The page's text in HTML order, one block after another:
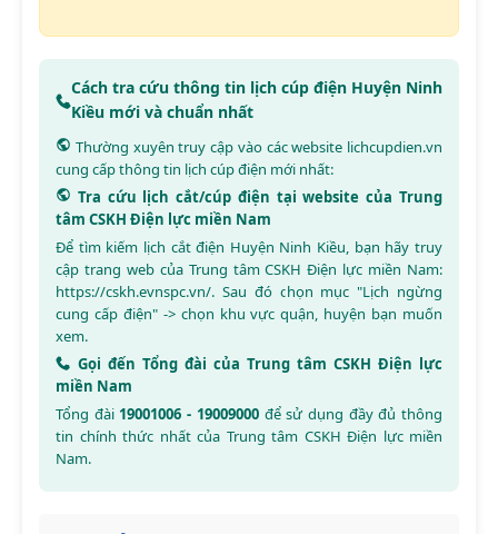
Cách tra cứu thông tin lịch cúp điện Huyện Ninh
Kiều mới và chuẩn nhất
Thường xuyên truy cập vào các website lichcupdien.vn
cung cấp thông tin lịch cúp điện mới nhất:
Tra cứu lịch cắt/cúp điện tại website của Trung
tâm CSKH Điện lực miền Nam
Để tìm kiếm lịch cắt điện Huyện Ninh Kiều, bạn hãy truy
cập trang web của Trung tâm CSKH Điện lực miền Nam:
https://cskh.evnspc.vn/. Sau đó chọn mục "Lịch ngừng
cung cấp điện" -> chọn khu vực quận, huyện bạn muốn
xem.
Gọi đến Tổng đài của Trung tâm CSKH Điện lực
miền Nam
Tổng đài 19001006 - 19009000để sử dụng đầy đủ thông
tin chính thức nhất của Trung tâm CSKH Điện lực miền
Nam.